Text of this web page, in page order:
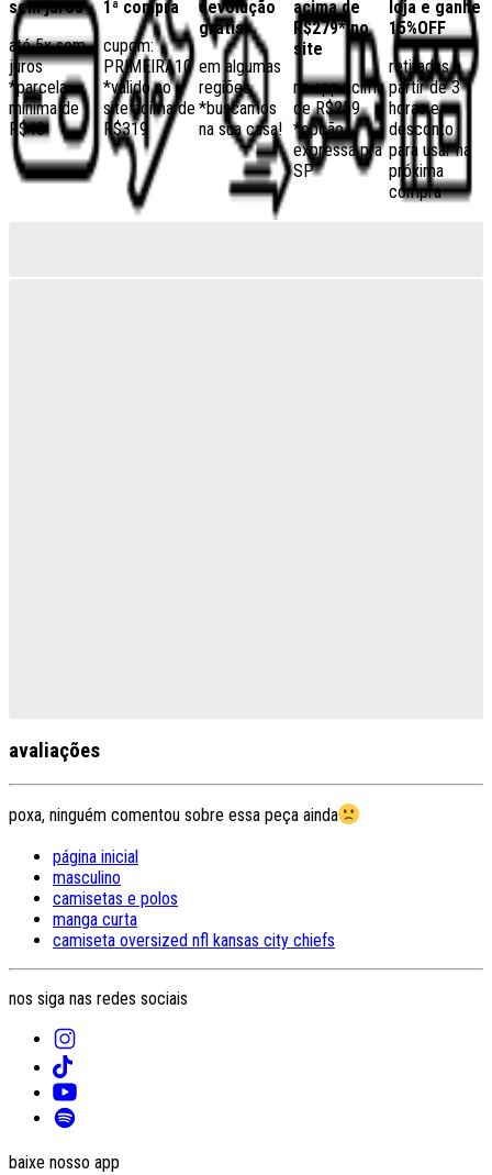
sem juros
até 5x sem
juros
*parcela
mínima de
R$40
1ª compra
cupom:
PRIMEIRA10
*válido no
site acima de
R$319
devolução
grátis
em algumas
regiões,
*buscamos
na sua casa!
acima de
R$279* no
site
no app acima
de R$259
*opção
expressa pra
SP
loja e ganhe
15%OFF
retiradas a
partir de 3
horas e
desconto
para usar na
próxima
compra
avaliações
poxa, ninguém comentou sobre essa peça ainda
página inicial
masculino
camisetas e polos
manga curta
camiseta oversized nfl kansas city chiefs
nos siga nas redes sociais
baixe nosso app